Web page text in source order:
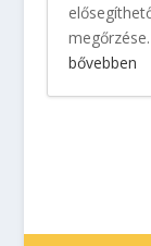
megőrzése.
bővebben